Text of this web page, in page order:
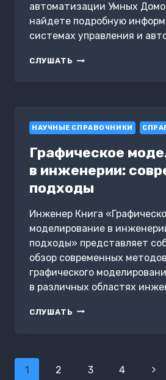
автоматизации Умных
найдете подробную
системах управления и
СЛУШАТЬ УМНЫЙ
И
НАУЧНЫЕ СПРАВОЧНИКИ
Графическое
в инженерии:
подходы
Инженер Книга
моделирование в
подходы» представляет
обзор современных
графического
в различных областях
СЛУШАТЬ ГРАФИЧЕСКОЕ
ПОДХОДЫ
Навигация
1 2 3 4